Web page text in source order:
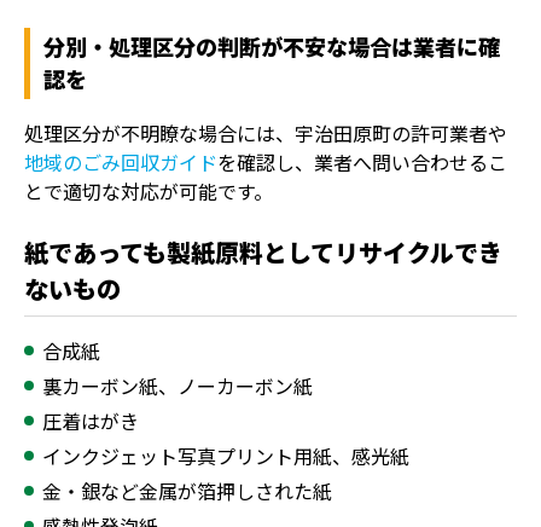
分別・処理区分の判断が不安な場合は業者に確
認を
処理区分が不明瞭な場合には、宇治田原町の許可業者や
地域のごみ回収ガイドを確認し、業者へ問い合わせるこ
とで適切な対応が可能です。
紙であっても製紙原料としてリサイクルでき
ないもの
合成紙
裏カーボン紙、ノーカーボン紙
圧着はがき
インクジェット写真プリント用紙、感光紙
金・銀など金属が箔押しされた紙